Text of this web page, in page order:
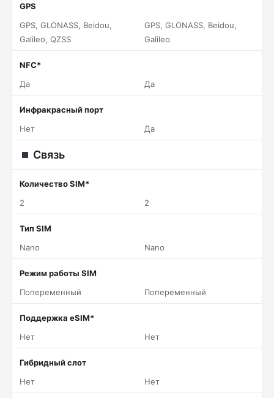
GPS
GPS, GLONASS, Beidou,
Galileo, QZSS
GPS, GLONASS, Beidou,
Galileo
NFC*
Да
Да
Инфракрасный порт
Нет
Да
Связь
Количество SIM*
2
2
Тип SIM
Nano
Nano
Режим работы SIM
Попеременный
Попеременный
Поддержка eSIM*
Нет
Нет
Гибридный слот
Нет
Нет